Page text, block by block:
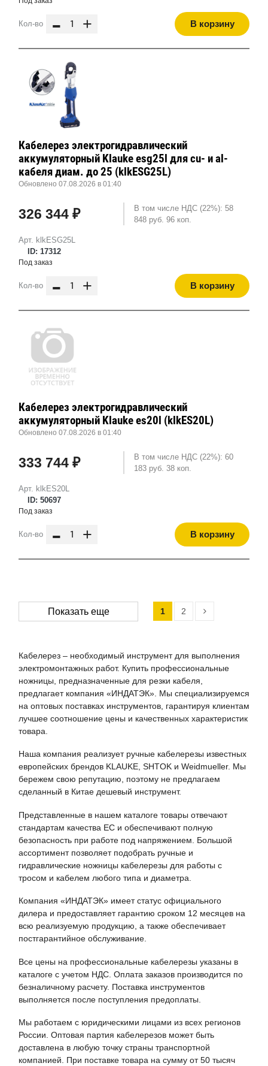
Кол-во - + В корзину
Арт. klkESG25L
ID: 17312
Кабелерез электрогидравлический
аккумуляторный Klauke esg25l для cu- и al-
кабеля диам. до 25 (klkESG25L)
Обновлено 07.08.2026 в 01:40
326 344 ₽
В том числе НДС (22%): 58
848 руб. 96 коп.
Под заказ
Кол-во - + В корзину
Арт. klkES20L
ID: 50697
Кабелерез электрогидравлический
аккумуляторный Klauke es20l (klkES20L)
Обновлено 07.08.2026 в 01:40
333 744 ₽
В том числе НДС (22%): 60
183 руб. 38 коп.
Под заказ
Кол-во - + В корзину
Показать еще 1 2
Кабелерез – необходимый инструмент для выполнения
электромонтажных работ. Купить профессиональные
ножницы, предназначенные для резки кабеля,
предлагает компания «ИНДАТЭК». Мы специализируемся
на оптовых поставках инструментов, гарантируя клиентам
лучшее соотношение цены и качественных характеристик
товара.
Наша компания реализует ручные кабелерезы известных
европейских брендов KLAUKE, SHTOK и Weidmueller. Мы
бережем свою репутацию, поэтому не предлагаем
сделанный в Китае дешевый инструмент.
Представленные в нашем каталоге товары отвечают
стандартам качества ЕС и обеспечивают полную
безопасность при работе под напряжением. Большой
ассортимент позволяет подобрать ручные и
гидравлические ножницы кабелерезы для работы с
тросом и кабелем любого типа и диаметра.
Компания «ИНДАТЭК» имеет статус официального
дилера и предоставляет гарантию сроком 12 месяцев на
всю реализуемую продукцию, а также обеспечивает
постгарантийное обслуживание.
Все цены на профессиональные кабелерезы указаны в
каталоге с учетом НДС. Оплата заказов производится по
безналичному расчету. Поставка инструментов
выполняется после поступления предоплаты.
Мы работаем с юридическими лицами из всех регионов
России. Оптовая партия кабелерезов может быть
доставлена в любую точку страны транспортной
компанией. При поставке товара на сумму от 50 тысяч